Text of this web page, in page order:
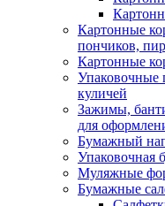
Картонные
пончиков,
Картонные
Упаковочные
куличей
Зажимы,
для
Бумажный
Упаковочная
Муляжные
Бумажные